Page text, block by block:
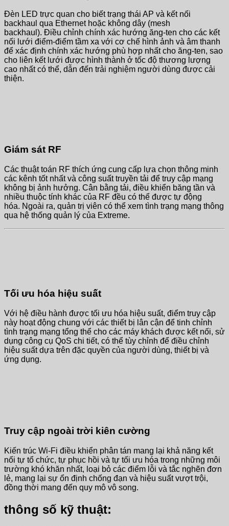
Đèn LED trực quan cho biết trạng thái AP và kết nối
backhaul qua Ethernet hoặc không dây (mesh
backhaul). Điều chỉnh chính xác hướng ăng-ten cho các kết
nối lưới điểm-điểm tầm xa với cơ chế hình ảnh và âm thanh
để xác định chính xác hướng phù hợp nhất cho ăng-ten, sao
cho liên kết lưới được hình thành ở tốc độ thương lượng
cao nhất có thể, dẫn đến trải nghiệm người dùng được cải
thiện.
Giám sát RF
Các thuật toán RF thích ứng cung cấp lựa chọn thông minh
các kênh tốt nhất và công suất truyền tải để truy cập mạng
không bị ảnh hưởng. Cân bằng tải, điều khiển băng tần và
nhiều thuộc tính khác của RF đều có thể được tự động
hóa. Ngoài ra, quản trị viên có thể xem tình trạng mạng thông
qua hệ thống quản lý của Extreme.
Tối ưu hóa hiệu suất
Với hệ điều hành được tối ưu hóa hiệu suất, điểm truy cập
này hoạt động chung với các thiết bị lân cận để tinh chỉnh
tình trạng mạng tổng thể cho các máy khách được kết nối, sử
dụng công cụ QoS chi tiết, có thể tùy chỉnh để điều chỉnh
hiệu suất dựa trên đặc quyền của người dùng, thiết bị và
ứng dụng.
Truy cập ngoài trời kiên cường
Kiến trúc Wi-Fi điều khiển phân tán mang lại khả năng kết
nối tự tổ chức, tự phục hồi và tự tối ưu hóa trong những môi
trường khó khăn nhất, loại bỏ các điểm lỗi và tắc nghẽn đơn
lẻ, mang lại sự ổn định chống đạn và hiệu suất vượt trội,
đồng thời mang đến quy mô vô song.
thông số kỹ thuật: